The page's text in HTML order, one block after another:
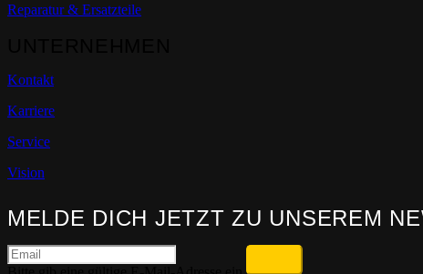
Reparatur & Ersatzteile
Kontakt
Karriere
Service
Vision
MELDE DICH JETZT ZU UNSEREM